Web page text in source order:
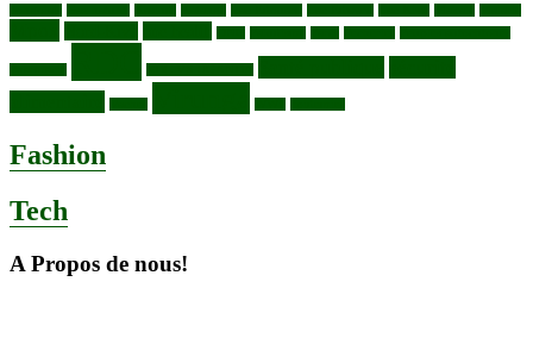
Fashion
Tech
A Propos de nous!